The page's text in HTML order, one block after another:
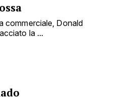
commerciale, Donald
la ...